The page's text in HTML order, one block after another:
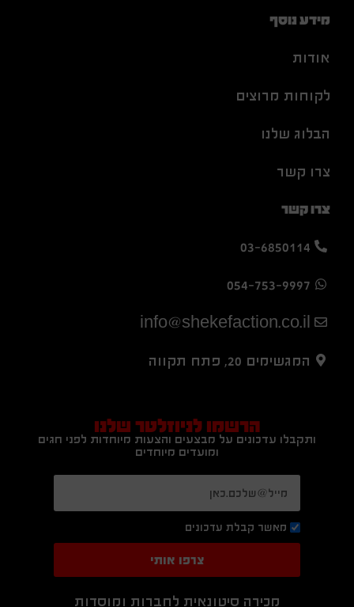
מידע נוסף
אודות
לקוחות מרוצים
הבלוג שלנו
צרו קשר
צרו קשר
03-6850114
054-753-9997
info@shekefaction.co.il
המגשימים 20, פתח תקווה
הרשמו לניוזלטר שלנו
ותקבלו עדכונים על מבצעים והצעות מיוחדות לפני חגים
ומועדים מיוחדים
מאשר קבלת עדכונים
צרפו אותי
מכירה סיטונאית לחברות ומוסדות